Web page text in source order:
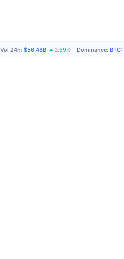
Vol 24h: $56.48B 0.59% Dominance: BTC: